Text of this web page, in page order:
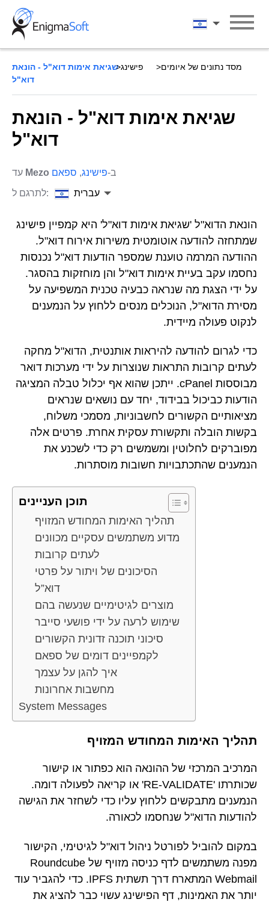
Skip
content
עברית
מסד נתונים של איומים פישינג שגיאת אימות דוא"ל - הונאת
דוא"ל
שגיאת אימות דוא"ל - הונאת
דוא"ל
Mezo ב-פישינג, ספאם
לתרגם ל:
עברית
הונאת הדוא"ל 'שגיאת אימות דוא"ל' היא קמפיין פישינג
שמתחזה להודעה אוטומטית משירות אירוח דוא"ל.
ההודעה המרמה טוענת שמספר הודעות דוא"ל נכנסות
נחסמו עקב בעיית אימות דוא"ל והן מוחזקות בהסגר.
על ידי הצגת מה שנראה כבעיה טכנית המשפיעה על
מסירת הדוא"ל, הנוכלים מנסים ללחוץ על הנמענים
לנקוט פעולה מיידית.
כדי לגרום להודעה להיראות אותנטית, הדוא"ל מחקה
לעתים קרובות התראות שנוצרות על ידי מערכות דואר
מבוססות cPanel. ייתכן שהוא אף יכלול טבלה המציגה
הודעות כביכול בבידוד, יחד עם נושאים שנראים
מציאותיים הקשורים לחשבוניות, מסמכי משלוח,
בקשות הובלה ותקשורת עסקית אחרת. פרטים אלה
מפוברקים לחלוטין ומשמשים רק כדי לשכנע את
הנמענים שהתכתבויות חשובות מוסתרות.
תוכן העניינים
תהליך האימות המחודש המזויף
מדוע משתמשים עסקיים מכוונים
לעתים קרובות
הסיכונים של ויתור על פרטי
דוא”ל
מוצרים לגיטימיים שנעשה בהם
שימוש לרעה על ידי פושעי סייבר
סיכוני תוכנה זדונית הקשורים
לקמפיינים דומים של ספאם
איך להגן על עצמך
מחשבות אחרונות
System Messages
תהליך האימות המחודש המזויף
המרכיב המרכזי של ההונאה הוא כפתור או קישור
שכותרתו 'RE-VALIDATE' או קריאה לפעולה דומה.
הנמענים מתבקשים ללחוץ עליו כדי לשחזר את הגישה
להודעות הדוא"ל שנחסמו לכאורה.
במקום להוביל לפורטל ניהול דוא"ל לגיטימי, הקישור
מפנה משתמשים לדף כניסה מזויף של Roundcube
Webmail המתארח דרך תשתית IPFS. כדי להגביר עוד
יותר את האמינות, דף הפישינג עשוי כבר להציג את